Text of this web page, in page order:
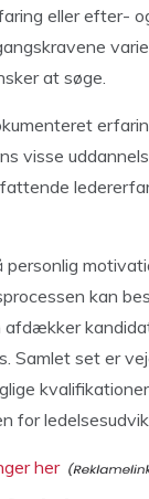
eller efter-
at søge.
visse
kan
Samlet set er
for
her